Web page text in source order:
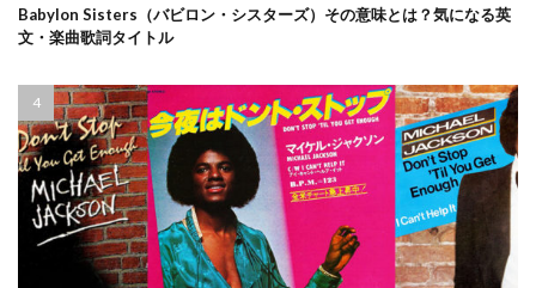
Babylon Sisters（バビロン・シスターズ）その意味とは？気になる英
文・楽曲歌詞タイトル